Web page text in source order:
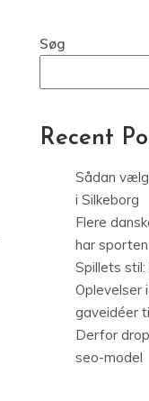
Søg
Recent
Sådan
i Silkeborg
Flere
har
Spillets
Oplevelser
gaveidéer
Derfor
seo-model